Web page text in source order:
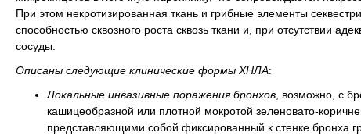
При этом некротизированная ткань и грибные элементы
способностью сквозного роста сквозь ткани и, при отсутствии
сосуды.
Описаны следующие клинические формы ХНЛА:
Локальные инвазивные поражения бронхов , возможно, с
кашицеобразной или плотной мокротой зеленовато-
представляющими собой фиксированный к стенке бронха